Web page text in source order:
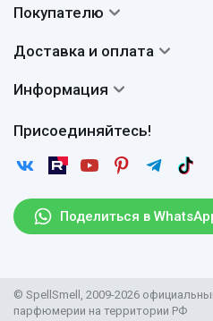
Поделиться в
Присоединяйтесь!
Авторы
Сертификаты
Покупателю
Вопросы и ответы
Отзывы
Рассылка
Доставка и оплата
Доставка
Возврат
Информация
Пользовательское соглашение
Защита персональных данных
Правила продажи товаров
Поставщикам
© SpellSmell, 2009-2026
парфюмерии на территории РФ